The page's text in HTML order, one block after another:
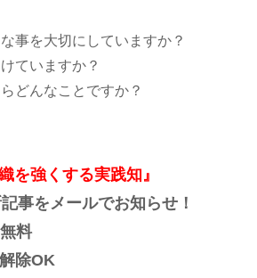
事を大切にしていますか？
ていますか？
どんなことですか？
織を強くする実践知』
事をメールでお知らせ！
料
除OK